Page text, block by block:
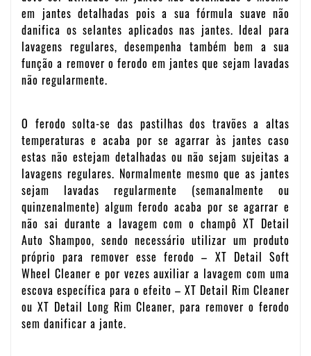
em jantes detalhadas pois a sua fórmula suave não
danifica os selantes aplicados nas jantes. Ideal para
lavagens regulares, desempenha também bem a sua
função a remover o ferodo em jantes que sejam lavadas
não regularmente.
O ferodo solta-se das pastilhas dos travões a altas
temperaturas e acaba por se agarrar às jantes caso
estas não estejam detalhadas ou não sejam sujeitas a
lavagens regulares. Normalmente mesmo que as jantes
sejam lavadas regularmente (semanalmente ou
quinzenalmente) algum ferodo acaba por se agarrar e
não sai durante a lavagem com o champô XT Detail
Auto Shampoo, sendo necessário utilizar um produto
próprio para remover esse ferodo – XT Detail Soft
Wheel Cleaner e por vezes auxiliar a lavagem com uma
escova específica para o efeito – XT Detail Rim Cleaner
ou XT Detail Long Rim Cleaner, para remover o ferodo
sem danificar a jante.